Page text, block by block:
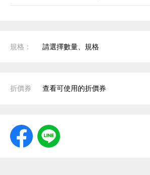
規格： 請選擇數量、規格
折價券 查看可使用的折價券